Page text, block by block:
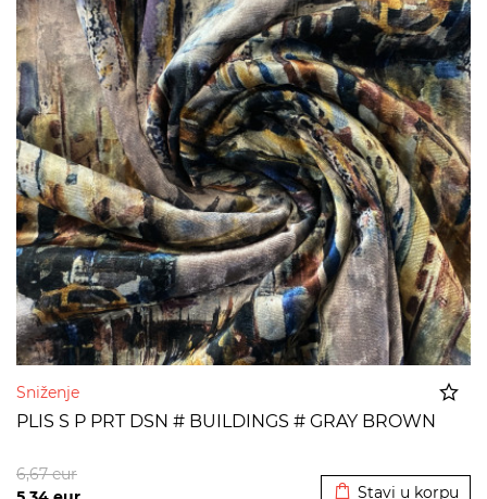
Sniženje
PLIS S P PRT DSN # BUILDINGS # GRAY BROWN
6,67eur
Stavi u korpu